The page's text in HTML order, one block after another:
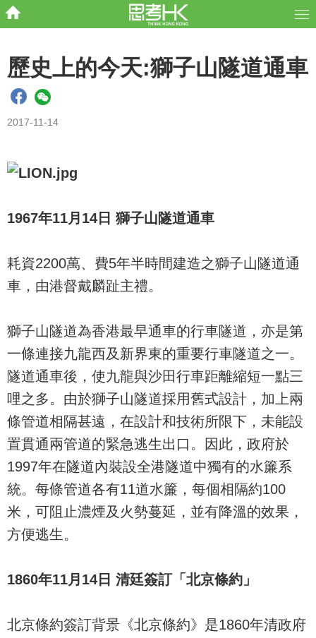
歷史上的今天:獅子山隧道通車
2017-11-14
1967年11月14日 獅子山隧道通車
耗資2200萬、費5年半時間建造之獅子山隧道通
車，由港督戴麟趾主禮。
獅子山隧道為香港最早通車的行車隧道，亦是第
一條連接九龍西及新界東的重要行車隧道之一。
隧道通車後，使九龍與沙田行車距離縮短一點三
哩之多。由於獅子山隧道採用舊式設計，加上兩
條管道相隔甚遠，在設計和技術所限下，未能設
置貫通兩管道的緊急逃生出口。因此，政府於
1997年在隧道內裝設全港隧道中獨有的水簾系
統。每條管道各有11道水簾，每個相隔約100
米，可阻止濃煙及火勢蔓延，並有降溫的效果，
方便逃生。
1860年11月14日 清廷簽訂「北京條約」
北京條約簽訂背景《北京條約》是1860年清政府